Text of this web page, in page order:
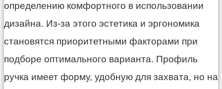
определению комфортного в использовании
дизайна. Из-за этого эстетика и эргономика
становятся приоритетными факторами при
подборе оптимального варианта. Профиль
ручка имеет форму, удобную для захвата, но на